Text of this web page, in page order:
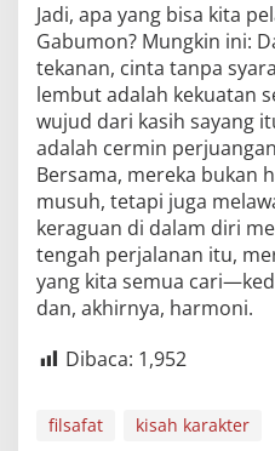
Jadi, apa yang bisa kita
Gabumon? Mungkin ini:
tekanan, cinta tanpa
lembut adalah kekuatan
wujud dari kasih sayang
adalah cermin
Bersama, mereka bukan
musuh, tetapi juga
keraguan di dalam diri
tengah perjalanan itu,
yang kita semua
dan, akhirnya, harmoni.
Dibaca: 1,952
filsafat kisah karakter